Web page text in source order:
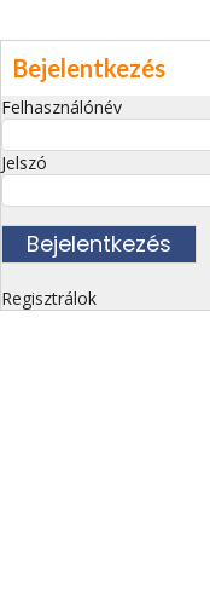
Bejelentkezés
Felhasználónév
Jelszó
Regisztrálok